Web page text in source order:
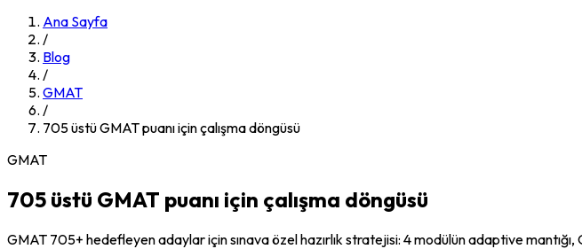
Ana Sayfa
/
Blog
/
GMAT
/
705 üstü GMAT puanı için çalışma döngüsü
GMAT
705 üstü GMAT puanı için çalışma döngüsü
GMAT 705+ hedefleyen adaylar için sınava özel hazırlık stratejisi: 4 modülün adaptive